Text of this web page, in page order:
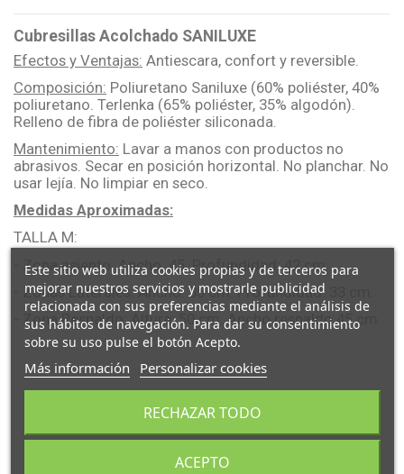
Cubresillas Acolchado SANILUXE
Efectos y Ventajas: Antiescara, confort y reversible.
Composición: Poliuretano Saniluxe (60% poliéster, 40%
poliuretano. Terlenka (65% poliéster, 35% algodón).
Relleno de fibra de poliéster siliconada.
Mantenimiento: Lavar a manos con productos no
abrasivos. Secar en posición horizontal. No planchar. No
usar lejía. No limpiar en seco.
Medidas Aproximadas:
TALLA M:
- Zona asiento: Ancho: 45. Profundidad: 42 cm.
- Zonas Laterales: Ancho: 35 cm. Profundidad: 33 cm.
- Zona Respaldo: Altura: 50 cm. Ancho respaldo 45 cm.
Este sitio web utiliza cookies propias y de terceros para
mejorar nuestros servicios y mostrarle publicidad
relacionada con sus preferencias mediante el análisis de
sus hábitos de navegación. Para dar su consentimiento
sobre su uso pulse el botón Acepto.
Más información Personalizar cookies
RECHAZAR TODO
ACEPTO